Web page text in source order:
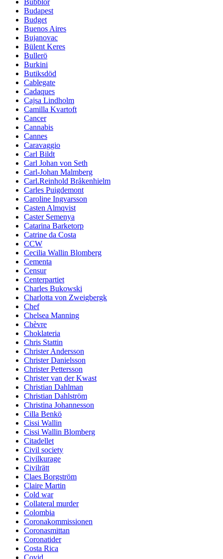
Budapest
Budget
Buenos Aires
Bujanovac
Bülent Keres
Bullerö
Burkini
Butiksdöd
Cablegate
Cadaques
Cajsa Lindholm
Camilla Kvartoft
Cancer
Cannabis
Cannes
Caravaggio
Carl Bildt
Carl Johan von Seth
Carl-Johan Malmberg
Carl.Reinhold Bråkenhielm
Carles Puigdemont
Caroline Ingvarsson
Casten Almqvist
Caster Semenya
Catarina Barketorp
Catrine da Costa
CCW
Cecilia Wallin Blomberg
Cementa
Censur
Centerpartiet
Charles Bukowski
Charlotta von Zweigbergk
Chef
Chelsea Manning
Chèvre
Choklateria
Chris Stattin
Christer Andersson
Christer Danielsson
Christer Pettersson
Christer van der Kwast
Christian Dahlman
Christian Dahlström
Christina Johannesson
Cilla Benkö
Cissi Wallin
Cissi Wallin Blomberg
Citadellet
Civil society
Civilkurage
Civilrätt
Claes Borgström
Claire Martin
Cold war
Collateral murder
Colombia
Coronakommissionen
Coronasmittan
Coronatider
Costa Rica
Covid